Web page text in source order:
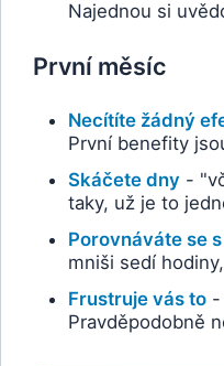
Najednou si
První měsíc
Necítíte žádný
První benefity
Skáčete dny -
taky, už je to
Porovnáváte se
mniši sedí
Frustruje vás to-
Pravděpodobně